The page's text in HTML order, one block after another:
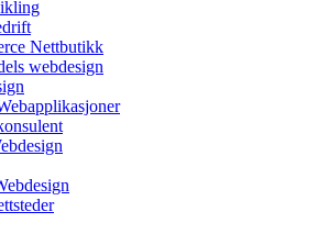
Nettbutikk
webdesign